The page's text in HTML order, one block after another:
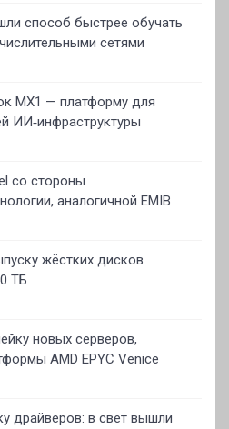
способ быстрее обучать
сетями
MX1 — платформу для
ИИ‑инфраструктуры
со стороны
аналогичной EMIB
жёстких дисков
ТБ
новых серверов,
AMD EPYC Venice
драйверов: в свет вышли